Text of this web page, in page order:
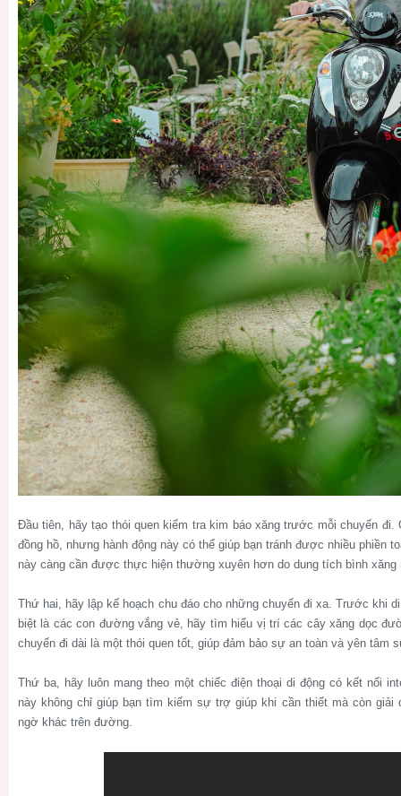
Đầu tiên, hãy tạo thói quen kiểm tra kim báo xăng trước mỗi chuyến đi.
đồng hồ, nhưng hành động này có thể giúp bạn tránh được nhiều phiền
này càng cần được thực hiện thường xuyên hơn do dung tích bình xăng
Thứ hai, hãy lập kế hoạch chu đáo cho những chuyến đi xa. Trước khi
biệt là các con đường vắng vẻ, hãy tìm hiểu vị trí các cây xăng dọc
chuyến đi dài là một thói quen tốt, giúp đảm bảo sự an toàn và yên tâm
Thứ ba, hãy luôn mang theo một chiếc điện thoại di động có kết nối
này không chỉ giúp bạn tìm kiếm sự trợ giúp khi cần thiết mà còn giải
ngờ khác trên đường.